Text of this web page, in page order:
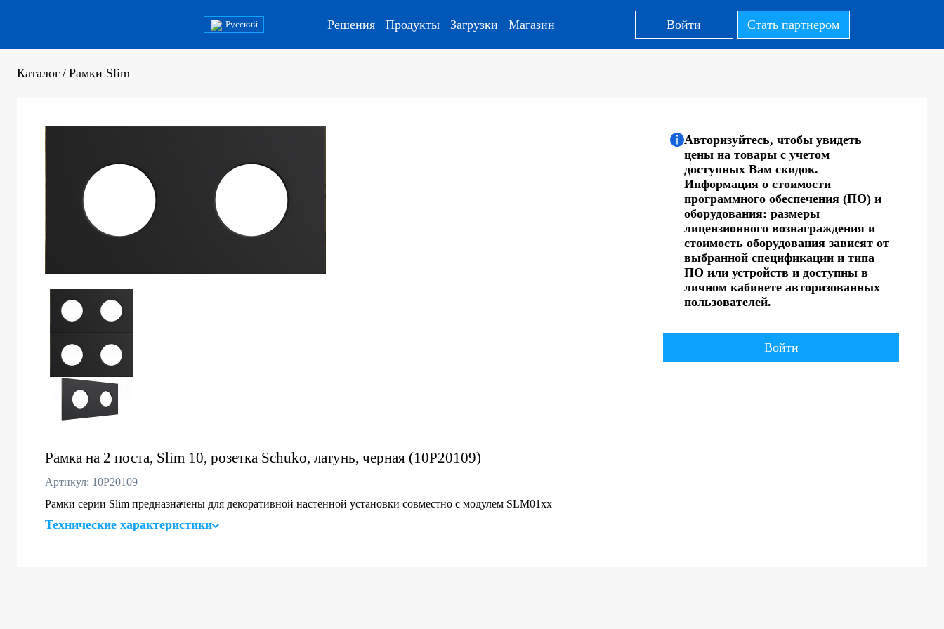
Русский Решения Продукты Загрузки Магазин Войти Стать партнером
Каталог / Рамки Slim
Рамка на 2 поста, Slim 10, розетка Schuko, латунь, черная (10P20109)
Артикул: 10P20109
Рамки серии Slim предназначены для декоративной настенной установки совместно с модулем SLM01хх
Технические характеристики
Авторизуйтесь, чтобы увидеть
цены на товары с учетом
доступных Вам скидок.
Информация о стоимости
программного обеспечения (ПО) и
оборудования: размеры
лицензионного вознаграждения и
стоимость оборудования зависят от
выбранной спецификации и типа
ПО или устройств и доступны в
личном кабинете авторизованных
пользователей.
Войти